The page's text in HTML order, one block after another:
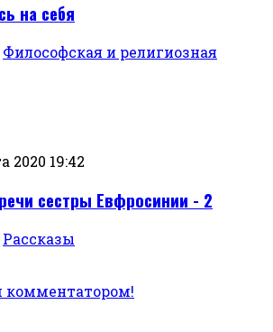
на себя
Философская и религиозная
2020 19:42
сестры Евфросинии - 2
Рассказы
комментатором!